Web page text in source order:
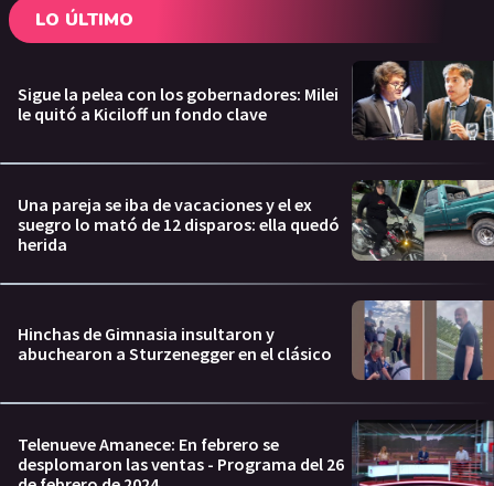
LO ÚLTIMO
Sigue la pelea con los gobernadores: Milei
le quitó a Kiciloff un fondo clave
Una pareja se iba de vacaciones y el ex
suegro lo mató de 12 disparos: ella quedó
herida
Hinchas de Gimnasia insultaron y
abuchearon a Sturzenegger en el clásico
Telenueve Amanece: En febrero se
desplomaron las ventas - Programa del 26